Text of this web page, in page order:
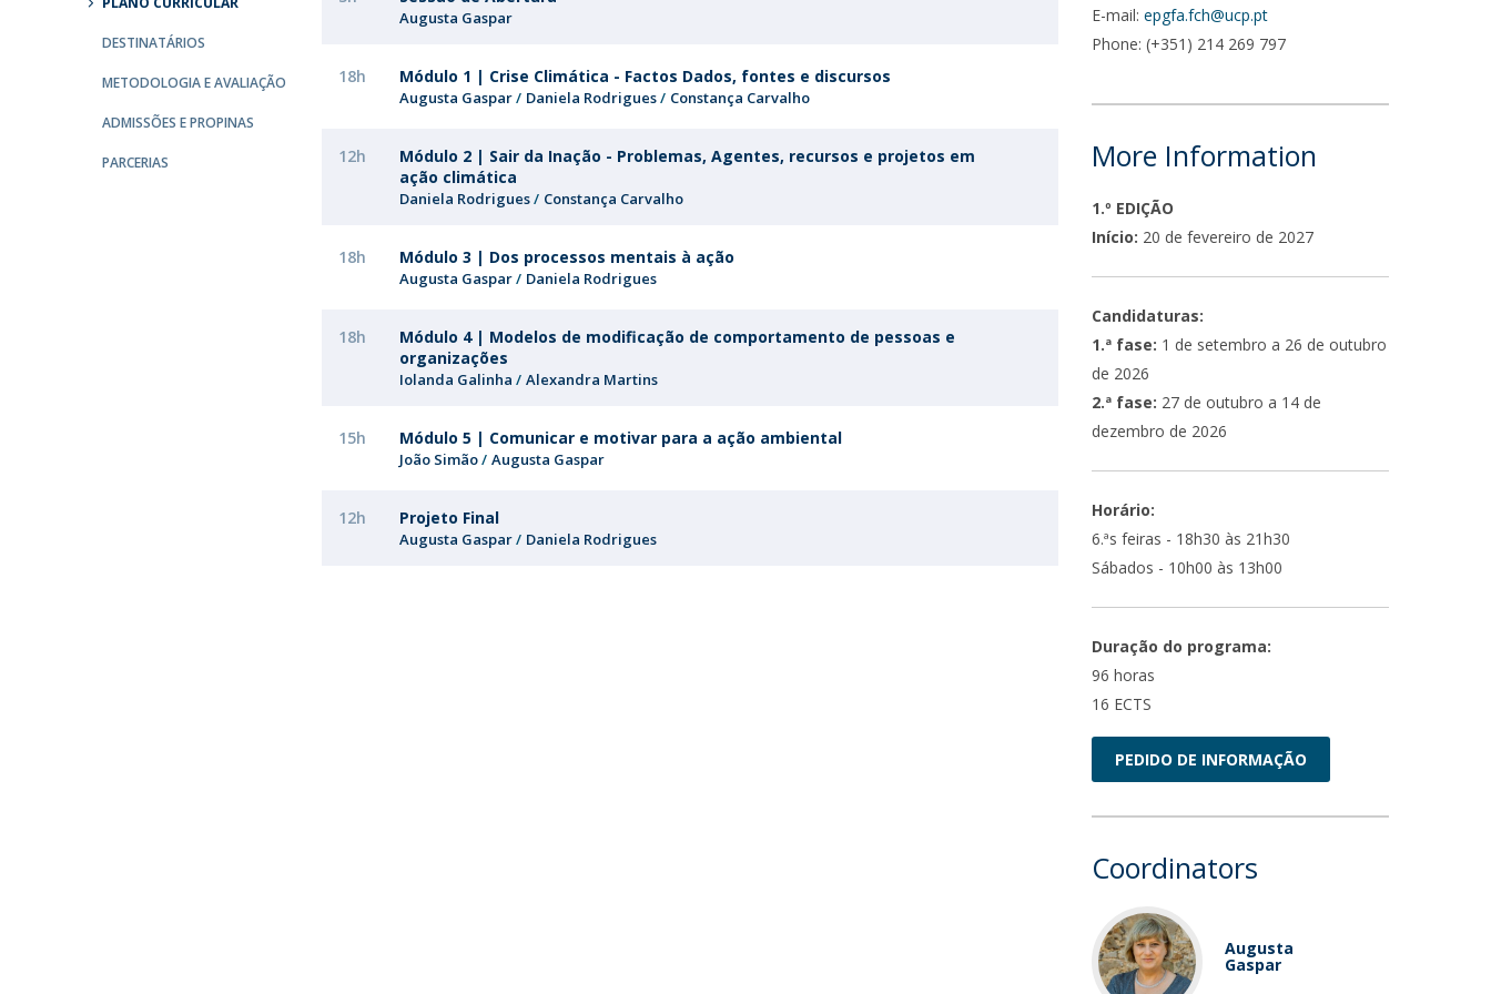
Católica Research Centre for Psychological, Family and
Social Wellbeing
DESTINATÁRIOS
METODOLOGIA E AVALIAÇÃO
ADMISSÕES E PROPINAS
PARCERIAS
Augusta Gaspar
18h Módulo 1 | Crise Climática - Factos Dados, fontes e discursos
Augusta Gaspar Daniela Rodrigues Constança Carvalho
12h
Módulo 2 | Sair da Inação - Problemas, Agentes, recursos e projetos em
ação climática
Daniela Rodrigues Constança Carvalho
18h Módulo 3 | Dos processos mentais à ação
Augusta Gaspar Daniela Rodrigues
18h
Módulo 4 | Modelos de modificação de comportamento de pessoas e
organizações
Iolanda Galinha Alexandra Martins
15h Módulo 5 | Comunicar e motivar para a ação ambiental
João Simão Augusta Gaspar
12h Projeto Final
Augusta Gaspar Daniela Rodrigues
E-mail:epgfa.fch@ucp.pt
Phone: (+351) 214 269 797
More Information
1.º EDIÇÃO
Início: 20 de fevereiro de 2027
Candidaturas:
1.ª fase: 1 de setembro a 26 de outubro
de 2026
2.ª fase: 27 de outubro a 14 de
dezembro de 2026
Horário:
6.ªs feiras - 18h30 às 21h30
Sábados - 10h00 às 13h00
Duração do programa:
96 horas
16 ECTS
PEDIDO DE INFORMAÇÃO
Coordinators
Augusta
Gaspar